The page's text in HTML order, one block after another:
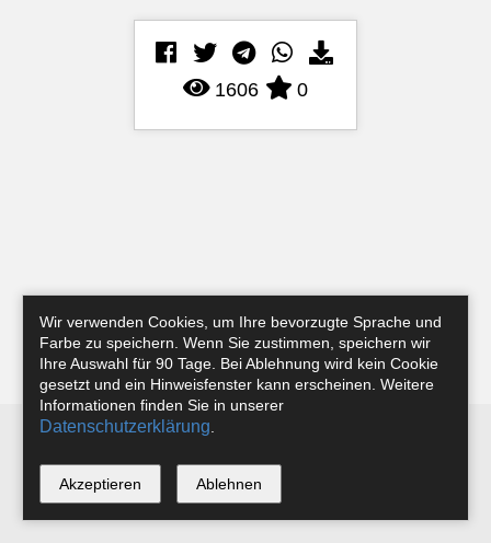
1606 0
Instagram
*
Wir verwenden Cookies, um Ihre bevorzugte Sprache und
Farbe zu speichern. Wenn Sie zustimmen, speichern wir
Ihre Auswahl für 90 Tage. Bei Ablehnung wird kein Cookie
gesetzt und ein Hinweisfenster kann erscheinen. Weitere
Informationen finden Sie in unserer
Datenschutzerklärung
Akzeptieren Ablehnen